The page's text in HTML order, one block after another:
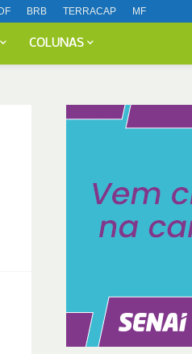
BRB TERRACAP MF
COLUNAS